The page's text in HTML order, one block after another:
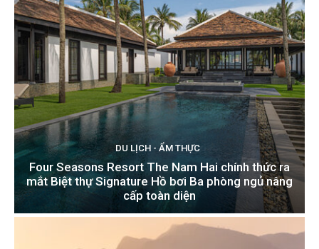
DU LỊCH - ẨM THỰC
Four Seasons Resort The Nam Hai chính thức ra
mắt Biệt thự Signature Hồ bơi Ba phòng ngủ nâng
cấp toàn diện